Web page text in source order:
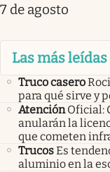
7 de agosto
Las más leídas
Truco casero
para qué sirve y
Atención Oficial:
anularán la
que cometen
TrucosEs
aluminio en la